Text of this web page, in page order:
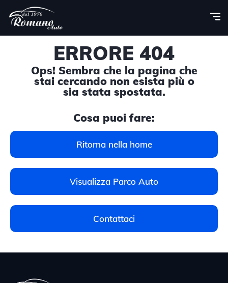
ERRORE 404
Ops! Sembra che la pagina che
stai cercando non esista più o
sia stata spostata.
Cosa puoi fare:
Ritorna nella home
Visualizza Parco Auto
Contattaci